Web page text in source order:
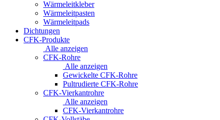
Wärmeleitkleber
Wärmeleitpasten
Wärmeleitpads
Dichtungen
CFK-Produkte
Alle anzeigen
CFK-Rohre
Alle anzeigen
Gewickelte CFK-Rohre
Pultrudierte CFK-Rohre
CFK-Vierkantrohre
Alle anzeigen
CFK-Vierkantrohre